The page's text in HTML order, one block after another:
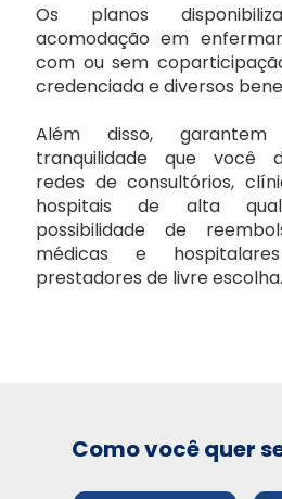
Bradesco Saúde
Hapvida
MedGold
Seguros Unimed
Unimed
Os planos
acomodação em
com ou sem
credenciada e diversos
Além disso,
tranquilidade que você
redes de consultórios,
hospitais de alta
possibilidade de
médicas e
prestadores de livre escolha.
Como você quer